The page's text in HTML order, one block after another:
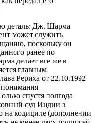
деталь: Дж. Шарма
может служить
поскольку он
ранее по
делает все же в
главным
Рериха от 22.10.1992
понимания
спустя полгода
суд Индии в
на кодициле (дополнении